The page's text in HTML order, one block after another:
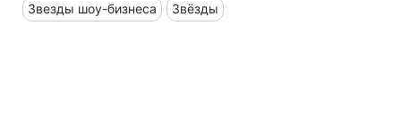
Звезды шоу-бизнеса Звёзды